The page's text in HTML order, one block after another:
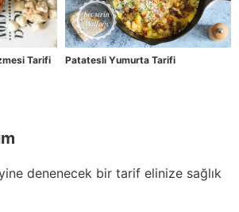
Tarifi Patatesli Yumurta Tarifi
denenecek bir tarif elinize sağlık